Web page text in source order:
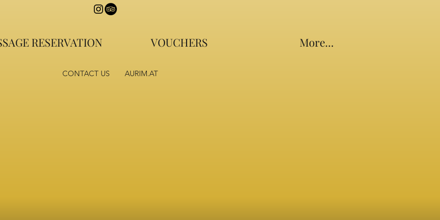
RESERVATION VOUCHERS More...
CONTACT US AURIM.AT